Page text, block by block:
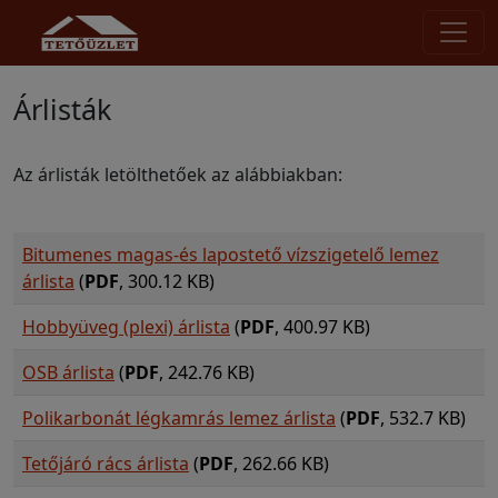
Árlisták
Az árlisták letölthetőek az alábbiakban:
Bitumenes magas-és lapostető vízszigetelő lemez
árlista (PDF, 300.12 KB)
Hobbyüveg (plexi) árlista (PDF, 400.97 KB)
OSB árlista (PDF, 242.76 KB)
Polikarbonát légkamrás lemez árlista (PDF, 532.7 KB)
Tetőjáró rács árlista (PDF, 262.66 KB)